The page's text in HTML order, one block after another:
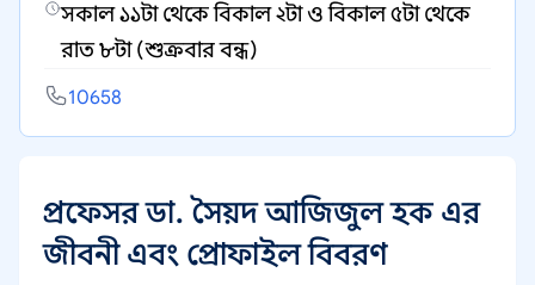
সকাল ১১টা থেকে বিকাল ২টা ও বিকাল ৫টা থেকে
রাত ৮টা (শুক্রবার বন্ধ)
10658
প্রফেসর ডা. সৈয়দ আজিজুল হক এর
জীবনী এবং প্রোফাইল বিবরণ